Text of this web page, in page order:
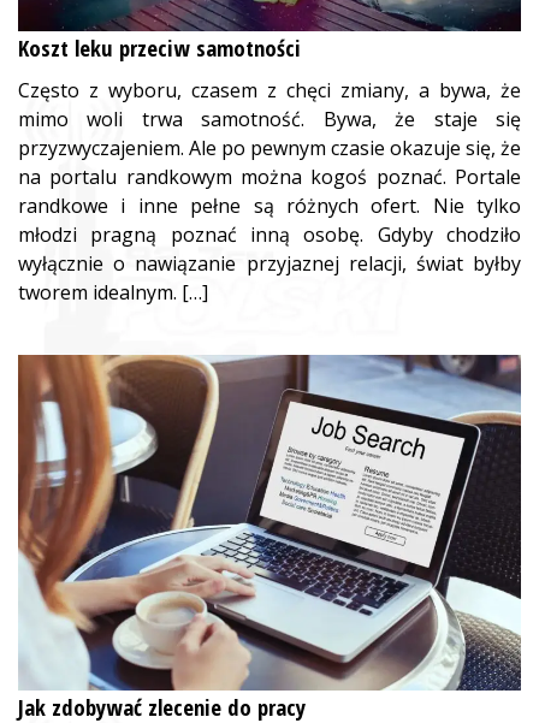
Koszt leku przeciw samotności
Często z wyboru, czasem z chęci zmiany, a bywa, że
mimo woli trwa samotność. Bywa, że staje się
przyzwyczajeniem. Ale po pewnym czasie okazuje się, że
na portalu randkowym można kogoś poznać. Portale
randkowe i inne pełne są różnych ofert. Nie tylko
młodzi pragną poznać inną osobę. Gdyby chodziło
wyłącznie o nawiązanie przyjaznej relacji, świat byłby
tworem idealnym. […]
Jak zdobywać zlecenie do pracy